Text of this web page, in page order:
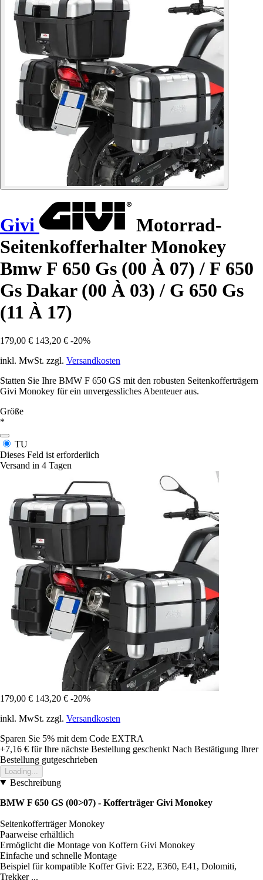
Givi
Motorrad-
Seitenkofferhalter Monokey
Bmw F 650 Gs (00 À 07) / F 650
Gs Dakar (00 À 03) / G 650 Gs
(11 À 17)
179,00 € 143,20 € -20%
inkl. MwSt. zzgl. Versandkosten
Statten Sie Ihre BMW F 650 GS mit den robusten Seitenkofferträgern
Givi Monokey für ein unvergessliches Abenteuer aus.
Größe
*
TU
Dieses Feld ist erforderlich
Versand in 4 Tagen
179,00 € 143,20 € -20%
inkl. MwSt. zzgl. Versandkosten
Sparen Sie 5% mit dem Code EXTRA
+7,16 € für Ihre nächste Bestellung geschenkt Nach Bestätigung Ihrer
Bestellung gutgeschrieben
Loading...
Beschreibung
BMW F 650 GS (00>07) - Kofferträger Givi Monokey
Seitenkofferträger Monokey
Paarweise erhältlich
Ermöglicht die Montage von Koffern Givi Monokey
Einfache und schnelle Montage
Beispiel für kompatible Koffer Givi: E22, E360, E41, Dolomiti,
Trekker ...